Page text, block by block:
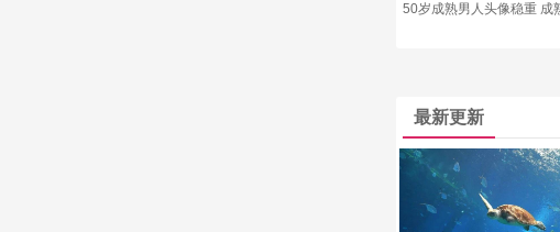
50岁成熟男人头像稳重 成
最新更新